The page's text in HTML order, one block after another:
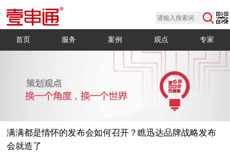
首页 服务 案例 观点 专家
会就造了